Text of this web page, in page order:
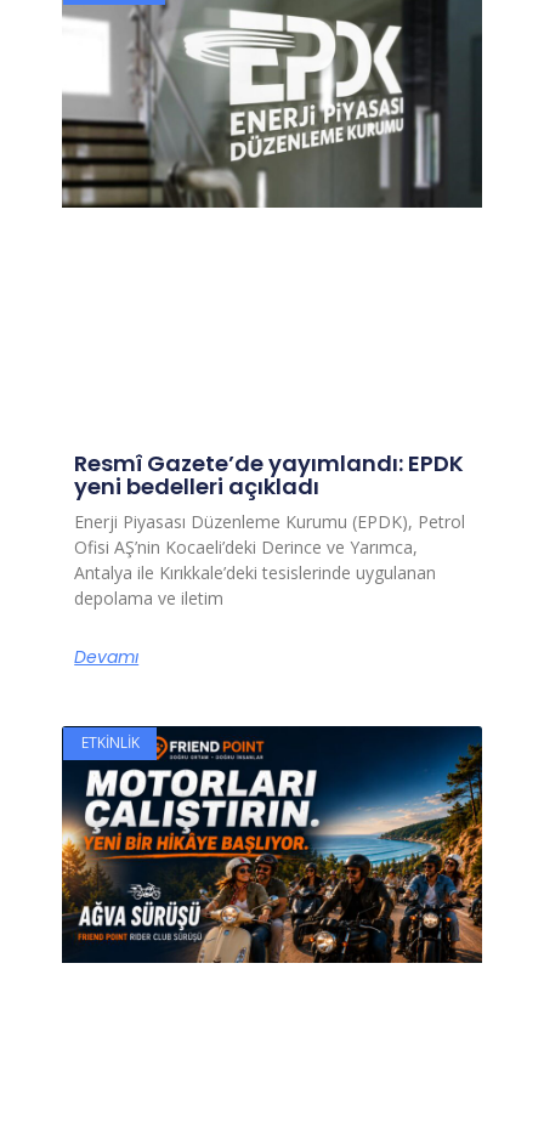
Resmî Gazete’de yayımlandı: EPDK
yeni bedelleri açıkladı
Enerji Piyasası Düzenleme Kurumu (EPDK), Petrol
Ofisi AŞ’nin Kocaeli’deki Derince ve Yarımca,
Antalya ile Kırıkkale’deki tesislerinde uygulanan
depolama ve iletim
Devamı
ETKINLIK